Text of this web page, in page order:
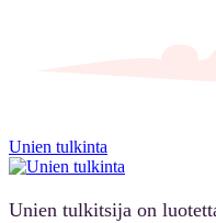
Unien tulkinta
Unien tulkitsija on